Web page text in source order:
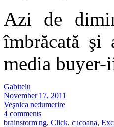
Azi de
îmbrăcată şi
media
Gabitelu
November 17, 2011
Veşnica nedumerire
4 comments
brainstorming, Click, cucoana,